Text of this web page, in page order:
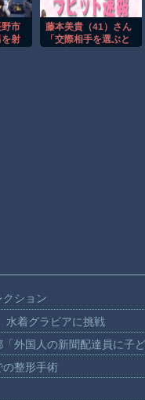
野市
射
藤本美貴（41）さん
「交際相手を選ぶと
クション
水着グラビアに挑戦
国人の新聞配達員に子
整形手術